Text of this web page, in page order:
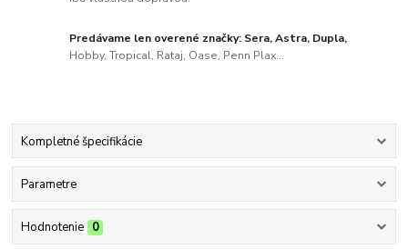
Predávame len overené značky: Sera, Astra, Dupla,
Hobby, Tropical, Rataj, Oase, Penn Plax...
Kompletné špecifikácie
Parametre
Hodnotenie 0